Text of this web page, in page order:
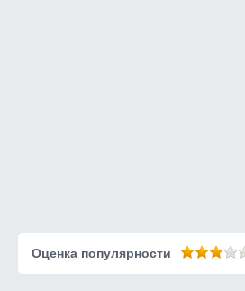
Оценка популярности